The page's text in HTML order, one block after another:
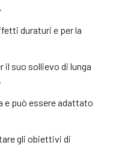
duraturi e per la
suo sollievo di lunga
e può essere adattato
gli obiettivi di